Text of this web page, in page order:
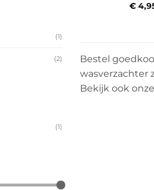
(1)
(2)
(1)
€
Bestel
wasverzachter
Bekijk ook onze